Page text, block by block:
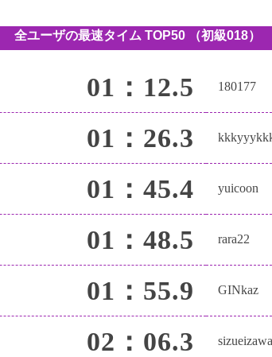
全ユーザの最速タイム TOP50 （初級018）
01：12.5 180177
01：26.3
01：45.4 yuicoon
01：48.5 rara22
01：55.9 GINkaz
02：06.3 sizueizawa